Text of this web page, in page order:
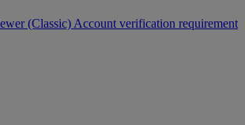
(Classic) Account verification requirement